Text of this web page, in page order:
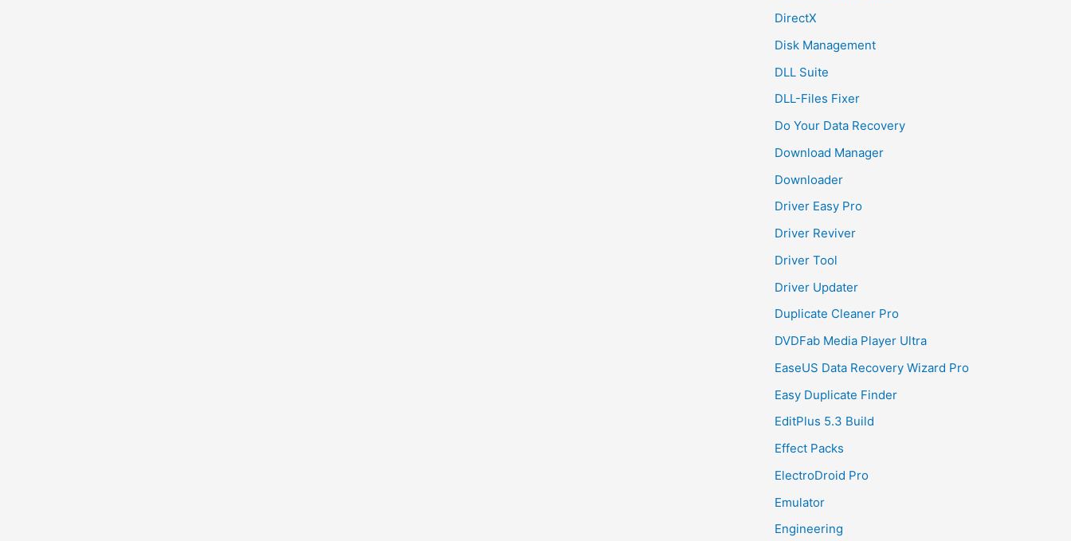
DirectX
Disk Management
DLL Suite
DLL-Files Fixer
Do Your Data Recovery
Download Manager
Downloader
Driver Easy Pro
Driver Reviver
Driver Tool
Driver Updater
Duplicate Cleaner Pro
DVDFab Media Player Ultra
EaseUS Data Recovery Wizard Pro
Easy Duplicate Finder
EditPlus 5.3 Build
Effect Packs
ElectroDroid Pro
Emulator
Engineering